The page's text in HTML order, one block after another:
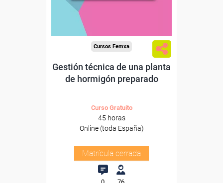
Cursos Femxa
Gestión técnica de una planta
de hormigón preparado
Curso Gratuito
45 horas
Online (toda España)
Matrícula cerrada